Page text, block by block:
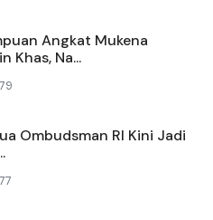
Angkat Mukena
Khas, Na...
Ombudsman RI Kini Jadi